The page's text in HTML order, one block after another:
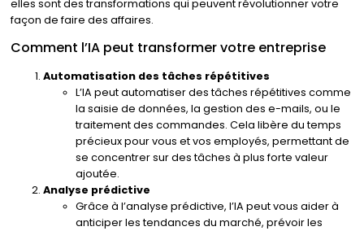
elles sont des transformations qui peuvent révolutionner votre
façon de faire des affaires.
Comment l’IA peut transformer votre entreprise
Automatisation des tâches répétitives
L’IA peut automatiser des tâches répétitives comme
la saisie de données, la gestion des e-mails, ou le
traitement des commandes. Cela libère du temps
précieux pour vous et vos employés, permettant de
se concentrer sur des tâches à plus forte valeur
ajoutée.
Analyse prédictive
Grâce à l’analyse prédictive, l’IA peut vous aider à
anticiper les tendances du marché, prévoir les